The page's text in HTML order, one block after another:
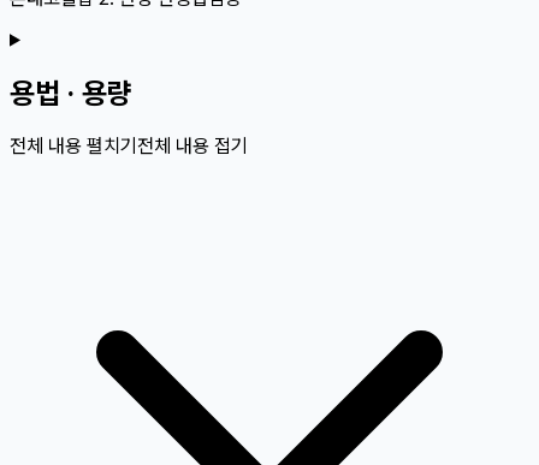
용법 · 용량
전체 내용 펼치기전체 내용 접기